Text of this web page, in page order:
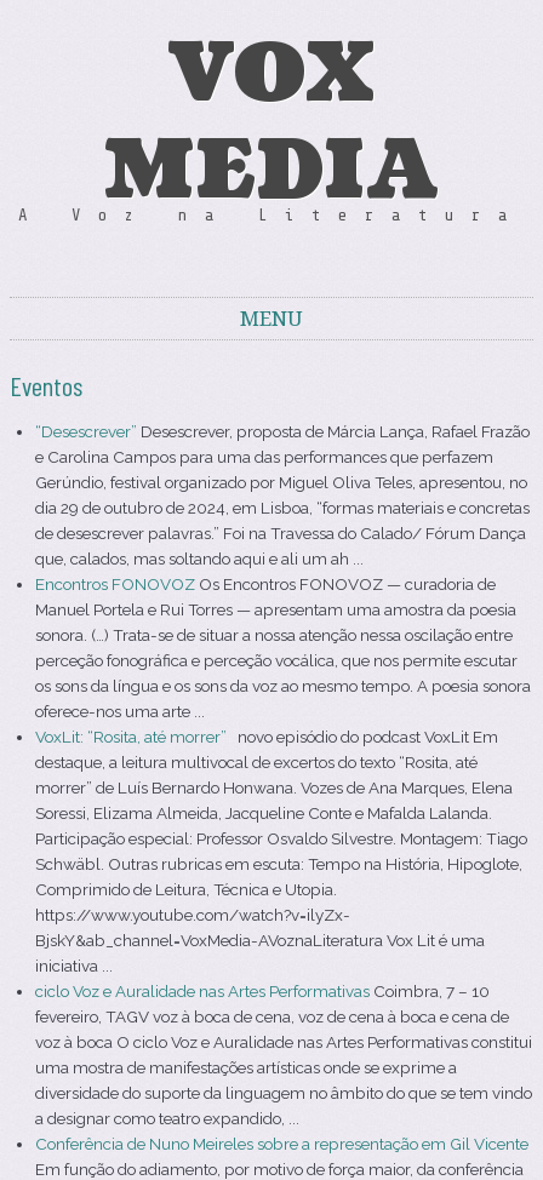
VOX
MEDIA
A Voz na Literatura
MENU
Eventos
“Desescrever” Desescrever, proposta de Márcia Lança, Rafael Frazão
e Carolina Campos para uma das performances que perfazem
Gerúndio, festival organizado por Miguel Oliva Teles, apresentou, no
dia 29 de outubro de 2024, em Lisboa, “formas materiais e concretas
de desescrever palavras.” Foi na Travessa do Calado/ Fórum Dança
que, calados, mas soltando aqui e ali um ah ...
Encontros FONOVOZ Os Encontros FONOVOZ — curadoria de
Manuel Portela e Rui Torres — apresentam uma amostra da poesia
sonora. (…) Trata-se de situar a nossa atenção nessa oscilação entre
perceção fonográfica e perceção vocálica, que nos permite escutar
os sons da língua e os sons da voz ao mesmo tempo. A poesia sonora
oferece-nos uma arte ...
VoxLit: “Rosita, até morrer” novo episódio do podcast VoxLit Em
destaque, a leitura multivocal de excertos do texto “Rosita, até
morrer” de Luís Bernardo Honwana. Vozes de Ana Marques, Elena
Soressi, Elizama Almeida, Jacqueline Conte e Mafalda Lalanda.
Participação especial: Professor Osvaldo Silvestre. Montagem: Tiago
Schwäbl. Outras rubricas em escuta: Tempo na História, Hipoglote,
Comprimido de Leitura, Técnica e Utopia.
https://www.youtube.com/watch?v=ilyZx-
BjskY&ab_channel=VoxMedia-AVoznaLiteratura Vox Lit é uma
iniciativa ...
ciclo Voz e Auralidade nas Artes Performativas Coimbra, 7 – 10
fevereiro, TAGV voz à boca de cena, voz de cena à boca e cena de
voz à boca O ciclo Voz e Auralidade nas Artes Performativas constitui
uma mostra de manifestações artísticas onde se exprime a
diversidade do suporte da linguagem no âmbito do que se tem vindo
a designar como teatro expandido, ...
Conferência de Nuno Meireles sobre a representação em Gil Vicente
Em função do adiamento, por motivo de força maior, da conferência